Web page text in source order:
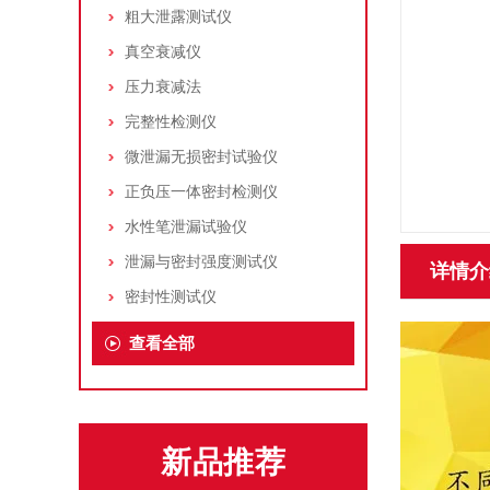
粗大泄露测试仪
真空衰减仪
压力衰减法
完整性检测仪
微泄漏无损密封试验仪
正负压一体密封检测仪
水性笔泄漏试验仪
泄漏与密封强度测试仪
密封性测试仪
查看全部
新品推荐
详情